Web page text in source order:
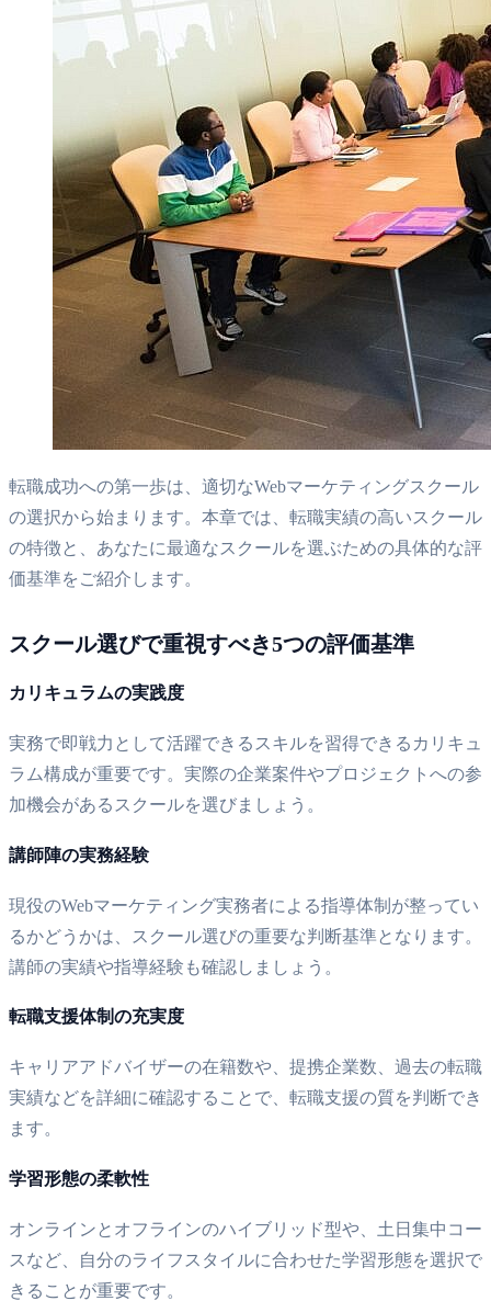
転職成功への第一歩は、適切なWebマーケティングスクール
の選択から始まります。本章では、転職実績の高いスクール
の特徴と、あなたに最適なスクールを選ぶための具体的な評
価基準をご紹介します。
スクール選びで重視すべき5つの評価基準
カリキュラムの実践度
実務で即戦力として活躍できるスキルを習得できるカリキュ
ラム構成が重要です。実際の企業案件やプロジェクトへの参
加機会があるスクールを選びましょう。
講師陣の実務経験
現役のWebマーケティング実務者による指導体制が整ってい
るかどうかは、スクール選びの重要な判断基準となります。
講師の実績や指導経験も確認しましょう。
転職支援体制の充実度
キャリアアドバイザーの在籍数や、提携企業数、過去の転職
実績などを詳細に確認することで、転職支援の質を判断でき
ます。
学習形態の柔軟性
オンラインとオフラインのハイブリッド型や、土日集中コー
スなど、自分のライフスタイルに合わせた学習形態を選択で
きることが重要です。